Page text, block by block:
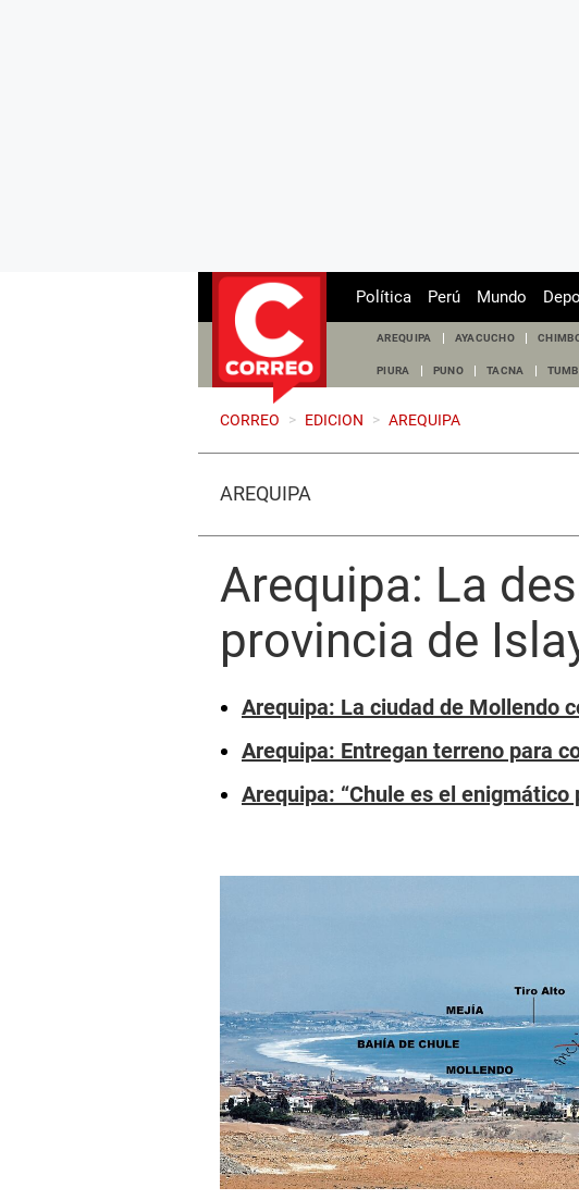
Política Perú Mundo
AREQUIPA AYACUCHO
PIURA PUNO TACNA
CORREO > EDICION > AREQUIPA
AREQUIPA
Arequipa: La
provincia de
Arequipa: La ciudad de Mollendo
Arequipa: Entregan terreno para
Arequipa: “Chule es el